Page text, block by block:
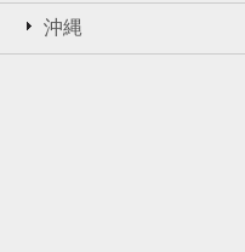
沖縄